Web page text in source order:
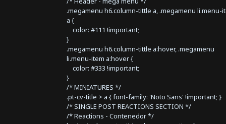
.megamenu h6.column-tittle a, .megamenu li.menu-
a {
color: #111 !important;
}
.megamenu h6.column-tittle a:hover, .megamenu
li.menu-item a:hover {
color: #333 !important;
}
/* MINIATURES */
.pt-cv-title > a { font-family: 'Noto Sans' !important; }
/* SINGLE POST REACTIONS SECTION */
/* Reactions - Contenedor */